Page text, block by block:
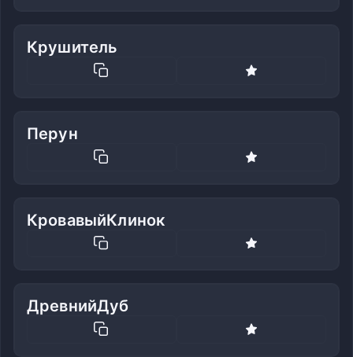
Крушитель
Перун
КровавыйКлинок
ДревнийДуб